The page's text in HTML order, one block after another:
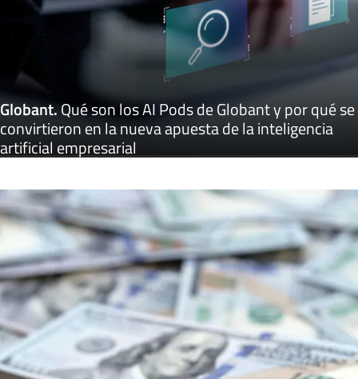
Globant.Qué son los AI Pods de Globant y por qué se
convirtieron en la nueva apuesta de la inteligencia
artificial empresarial